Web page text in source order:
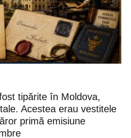
tipărite în Moldova,
Acestea erau vestitele
primă emisiune